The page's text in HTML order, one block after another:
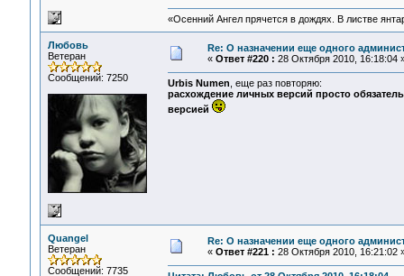
«Осенний Ангел прячется в дождях. В листве
Любовь
Ветеран
Сообщений: 7250
Re: О назначении еще одного
« Ответ #220 : 28 Октября 2010, 16:18:04
Urbis Numen , еще раз повторяю:
расхождение личных версий просто
версией
Quangel
Ветеран
Сообщений: 7735
Re: О назначении еще одного
« Ответ #221 : 28 Октября 2010, 16:21:02